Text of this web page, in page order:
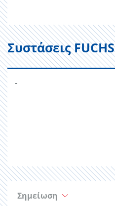
Συστάσεις FUCHS
-
Σημείωση